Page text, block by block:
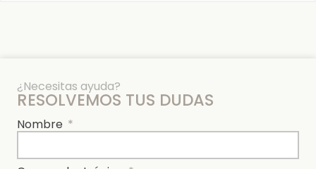
¿Necesitas ayuda?
RESOLVEMOS TUS DUDAS
Nombre